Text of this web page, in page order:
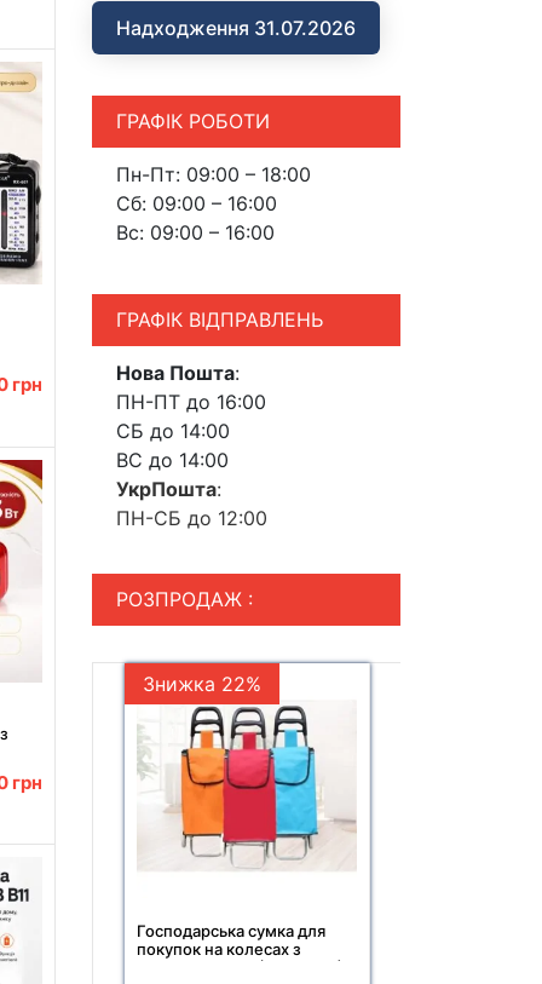
грн
грн
Надходження 31.07.2026
ГРАФІК РОБОТИ
Пн-Пт: 09:00 – 18:00
Сб: 09:00 – 16:00
Вс: 09:00 – 16:00
ГРАФІК ВІДПРАВЛЕНЬ
Нова Пошта:
ПН-ПТ до 16:00
СБ до 14:00
ВС до 14:00
УкрПошта:
ПН-СБ до 12:00
РОЗПРОДАЖ :
Знижка 22%
Господарська сумка для
покупок на колесах з
ручкою SKK-01 (46*27*18)